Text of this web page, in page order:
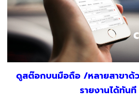
ดูสต๊อกบนมือถือ /หลายสาขาด้
รายงานได้ทันที